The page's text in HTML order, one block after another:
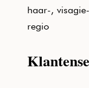
haar-,
regio